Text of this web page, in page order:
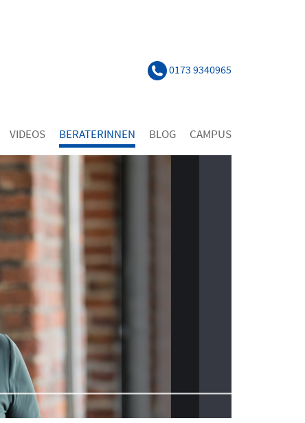
0173 9340965
VIDEOS BERATERINNEN BLOG CAMPUS